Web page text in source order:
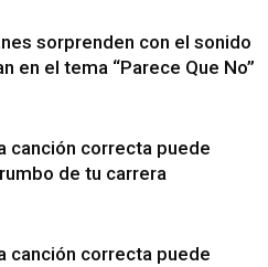
sorprenden con el sonido
en el tema “Parece Que No”
canción correcta puede
de tu carrera
canción correcta puede